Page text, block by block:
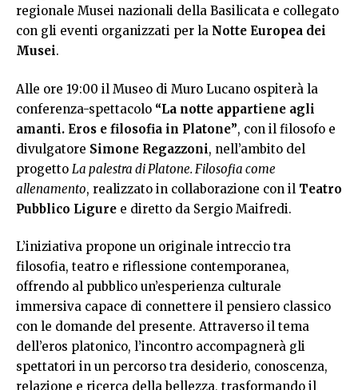
regionale Musei nazionali della Basilicata e collegato
con gli eventi organizzati per la Notte Europea dei
Musei.
Alle ore 19:00 il Museo di Muro Lucano ospiterà la
conferenza-spettacolo “La notte appartiene agli
amanti. Eros e filosofia in Platone”, con il filosofo e
divulgatore Simone Regazzoni, nell’ambito del
progetto La palestra di Platone. Filosofia come
allenamento, realizzato in collaborazione con il Teatro
Pubblico Ligure e diretto da Sergio Maifredi.
L’iniziativa propone un originale intreccio tra
filosofia, teatro e riflessione contemporanea,
offrendo al pubblico un’esperienza culturale
immersiva capace di connettere il pensiero classico
con le domande del presente. Attraverso il tema
dell’eros platonico, l’incontro accompagnerà gli
spettatori in un percorso tra desiderio, conoscenza,
relazione e ricerca della bellezza, trasformando il